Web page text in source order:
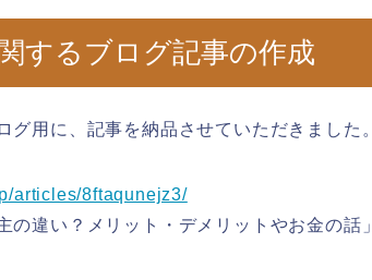
するブログ記事の作成
グ用に、記事を納品させていただきました。
articles/8ftaqunejz3/
の違い？メリット・デメリットやお金の話」